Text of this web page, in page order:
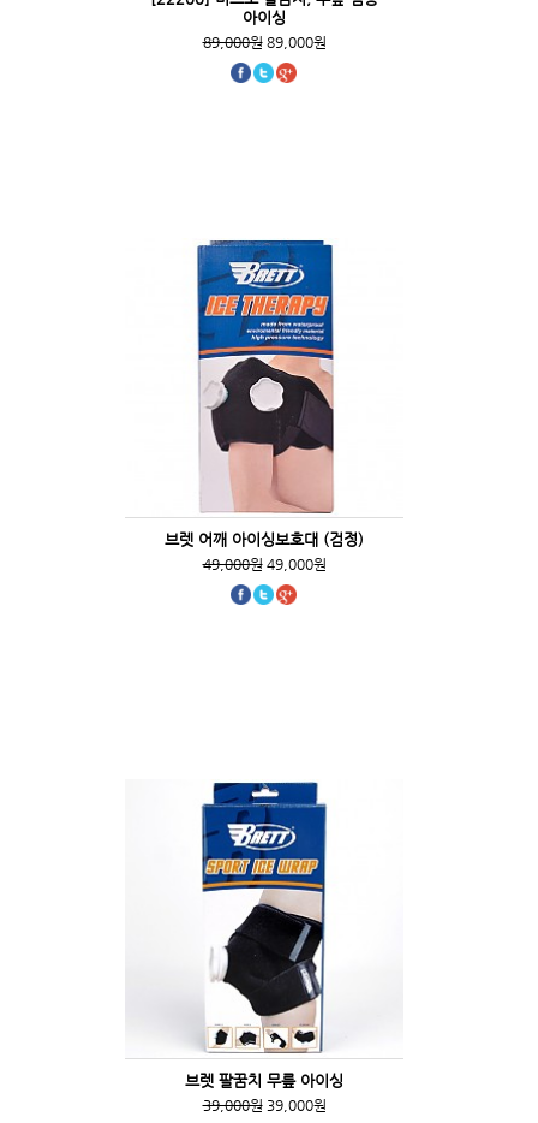
아이싱
89,000원89,000원
브렛 어깨 아이싱보호대 (검정)
49,000원49,000원
브렛 팔꿈치 무릎 아이싱
39,000원39,000원